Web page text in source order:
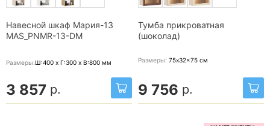
Навесной шкаф Мария-13
MAS_PNMR-13-DM
Размеры:Ш:400 x Г:300 x В:800 мм
3 857 р.
Тумба прикроватная
(шоколад)
Размеры: 75x32x75 см
9 756 р.